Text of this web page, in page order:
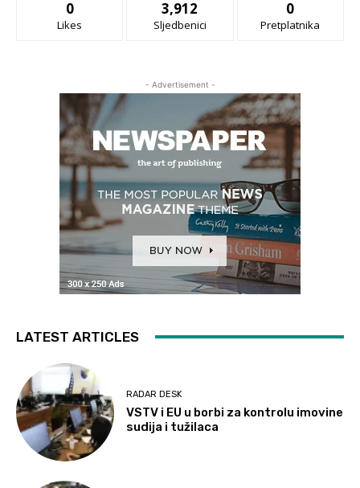
0
Likes
3,912
Sljedbenici
0
Pretplatnika
- Advertisement -
LATEST ARTICLES
RADAR DESK
VSTV i EU u borbi za kontrolu imovine
sudija i tužilaca